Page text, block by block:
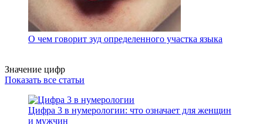
О чем говорит зуд определенного участка языка
Значение цифр
Показать все статьи
Цифра 3 в нумерологии: что означает для женщин
и мужчин